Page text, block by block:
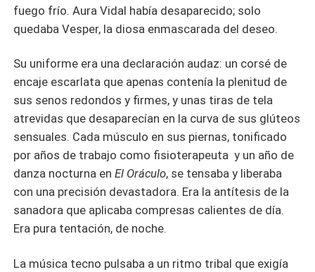
fuego frío. Aura Vidal había desaparecido; solo
quedaba Vesper, la diosa enmascarada del deseo.
Su uniforme era una declaración audaz: un corsé de
encaje escarlata que apenas contenía la plenitud de
sus senos redondos y firmes, y unas tiras de tela
atrevidas que desaparecían en la curva de sus glúteos
sensuales. Cada músculo en sus piernas, tonificado
por años de trabajo como fisioterapeuta y un año de
danza nocturna enEl Oráculo, se tensaba y liberaba
con una precisión devastadora. Era la antítesis de la
sanadora que aplicaba compresas calientes de día.
Era pura tentación, de noche.
La música tecno pulsaba a un ritmo tribal que exigía